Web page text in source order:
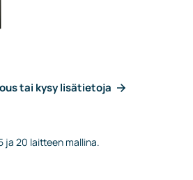
tai kysy lisätietoja
ja 20 laitteen mallina.